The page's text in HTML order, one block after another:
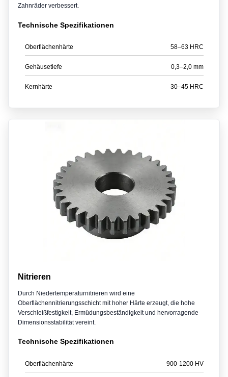
Zahnräder verbessert.
Technische Spezifikationen
Oberflächenhärte 58–63 HRC
Gehäusetiefe 0,3–2,0 mm
Kernhärte 30–45 HRC
Nitrieren
Durch Niedertemperaturnitrieren wird eine
Oberflächennitrierungsschicht mit hoher Härte erzeugt, die hohe
Verschleißfestigkeit, Ermüdungsbeständigkeit und hervorragende
Dimensionsstabilität vereint.
Technische Spezifikationen
Oberflächenhärte 900-1200 HV